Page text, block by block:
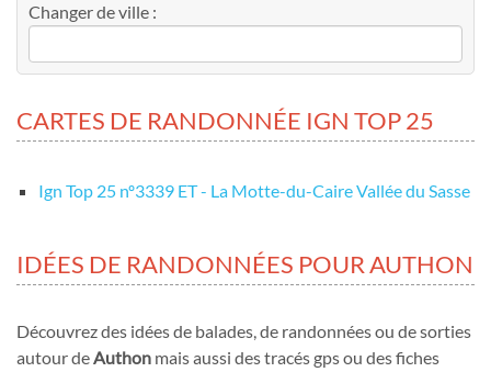
Changer de ville :
CARTES DE RANDONNÉE IGN TOP 25
Ign Top 25 nº3339 ET - La Motte-du-Caire Vallée du Sasse
IDÉES DE RANDONNÉES POUR AUTHON
Découvrez des idées de balades, de randonnées ou de sorties
autour deAuthon mais aussi des tracés gps ou des fiches